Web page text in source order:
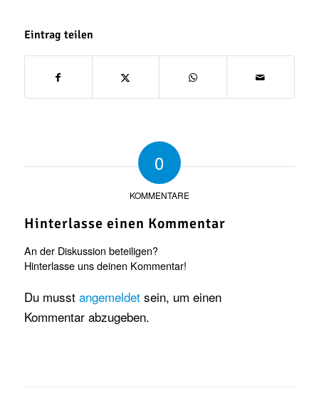
Eintrag teilen
0
KOMMENTARE
Hinterlasse einen Kommentar
An der Diskussion beteiligen?
Hinterlasse uns deinen Kommentar!
Du musst angemeldetsein, um einen
Kommentar abzugeben.